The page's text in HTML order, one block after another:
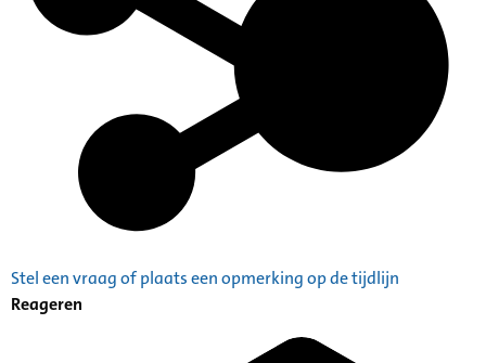
Stel een vraag of plaats een opmerking op de tijdlijn
Reageren